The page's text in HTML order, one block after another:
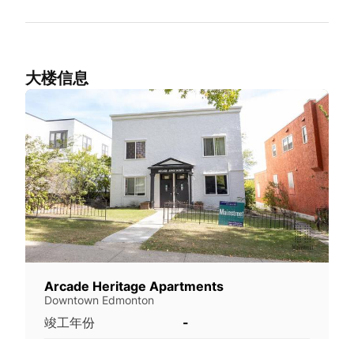
大楼信息
Arcade Heritage Apartments
Downtown Edmonton
竣工年份 -